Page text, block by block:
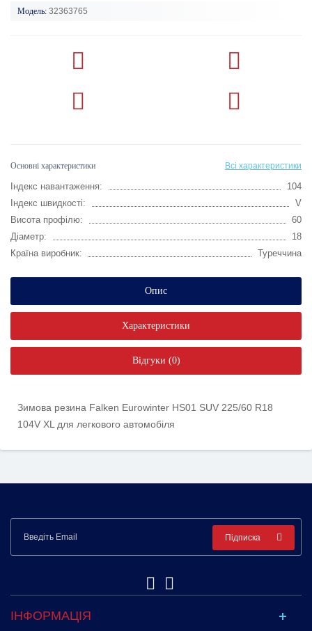
Модель: 32363765
Основні характеристики Всі характеристики
Індекс навантаження:
104
Індекс швидкості:
V
Висота профілю:
60
Діаметр:
18
Країна виробник:
Туреччина
Опис
Характеристики
Відгуки (0)
Зимова резина Falken Eurowinter HS01 SUV 225/60 R18
104V XL для легкового автомобіля
Підписка
ІНФОРМАЦІЯ